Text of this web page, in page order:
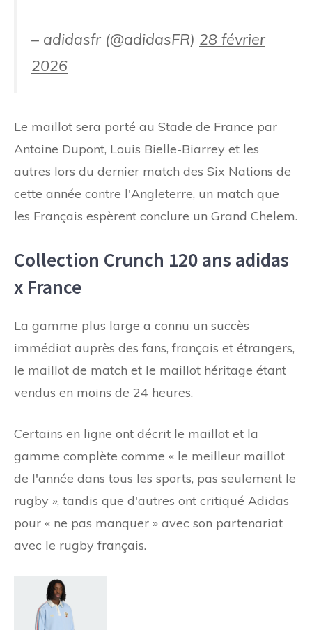
– adidasfr (@adidasFR) 28 février
2026
Le maillot sera porté au Stade de France par
Antoine Dupont, Louis Bielle-Biarrey et les
autres lors du dernier match des Six Nations de
cette année contre l'Angleterre, un match que
les Français espèrent conclure un Grand Chelem.
Collection Crunch 120 ans adidas
x France
La gamme plus large a connu un succès
immédiat auprès des fans, français et étrangers,
le maillot de match et le maillot héritage étant
vendus en moins de 24 heures.
Certains en ligne ont décrit le maillot et la
gamme complète comme « le meilleur maillot
de l'année dans tous les sports, pas seulement le
rugby », tandis que d'autres ont critiqué Adidas
pour « ne pas manquer » avec son partenariat
avec le rugby français.